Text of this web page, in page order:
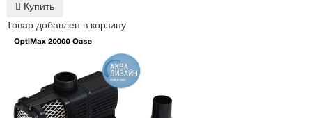
Купить
Товар добавлен в корзину